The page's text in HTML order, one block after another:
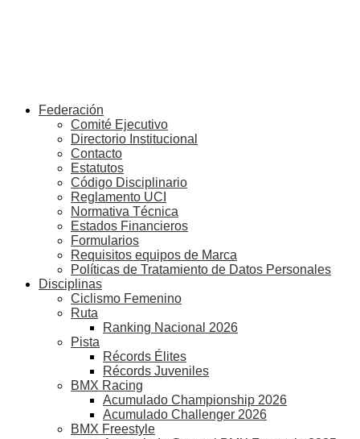
Federación
Comité Ejecutivo
Directorio Institucional
Contacto
Estatutos
Código Disciplinario
Reglamento UCI
Normativa Técnica
Estados Financieros
Formularios
Requisitos equipos de Marca
Políticas de Tratamiento de Datos Personales
Disciplinas
Ciclismo Femenino
Ruta
Ranking Nacional 2026
Pista
Récords Élites
Récords Juveniles
BMX Racing
Acumulado Championship 2026
Acumulado Challenger 2026
BMX Freestyle